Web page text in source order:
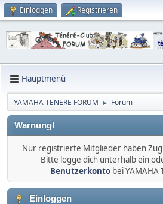
Einloggen Registrieren
Hauptmenü
YAMAHA TENERE FORUM ► Forum
Warnung!
Nur registrierte Mitglieder haben
Bitte logge dich unterhalb ein
Benutzerkontobei YAMAHA
Einloggen